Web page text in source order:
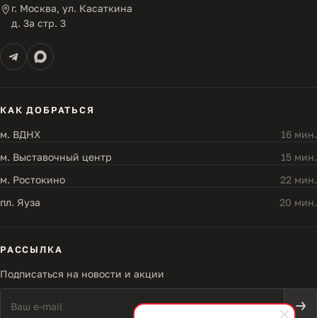
г. Москва, ул. Касаткина
д. 3а стр. 3
КАК ДОБРАТЬСЯ
м. ВДНХ
16 мин.
м. Выставочный центр
15 мин.
м. Ростокино
22 мин.
пл. Яуза
20 мин.
РАССЫЛКА
Подписаться на новости и акции